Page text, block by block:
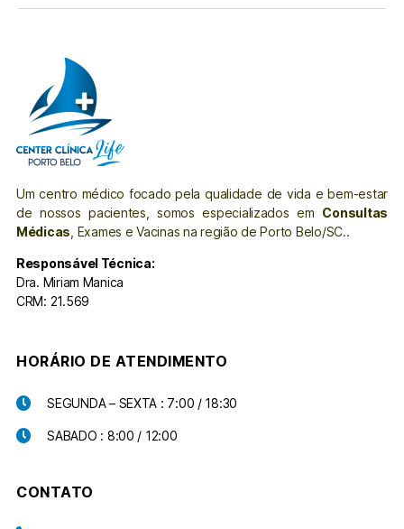
Um centro médico focado pela qualidade de vida e bem-estar
de nossos pacientes, somos especializados em Consultas
Médicas , Exames e Vacinas na região de Porto Belo/SC..
Responsável Técnica:
Dra. Miriam Manica
CRM: 21.569
HORÁRIO DE ATENDIMENTO
SEGUNDA – SEXTA : 7:00 / 18:30
SABADO : 8:00 / 12:00
CONTATO